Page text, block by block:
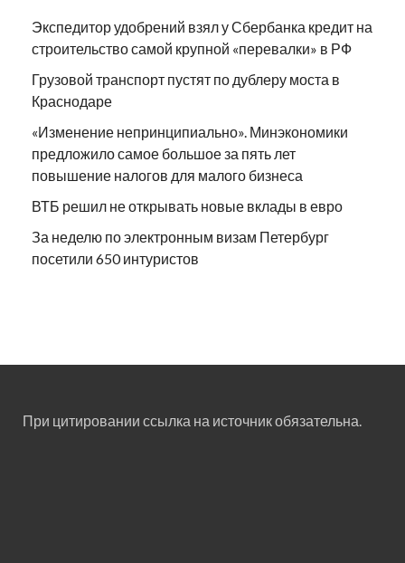
Экспедитор удобрений взял у Сбербанка кредит на
строительство самой крупной «перевалки» в РФ
Грузовой транспорт пустят по дублеру моста в
Краснодаре
«Изменение непринципиально». Минэкономики
предложило самое большое за пять лет
повышение налогов для малого бизнеса
ВТБ решил не открывать новые вклады в евро
За неделю по электронным визам Петербург
посетили 650 интуристов
При цитировании ссылка на источник обязательна.